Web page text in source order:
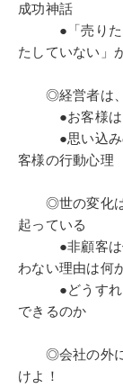
成功神話
●「売りたい
たしていない」
◎経営者は、
●お客様は、
●思い込みの
客様の行動心理
◎世の変化は
起っている
●非顧客は他
わない理由は何
●どうすれば
できるのか
◎会社の外に
けよ！